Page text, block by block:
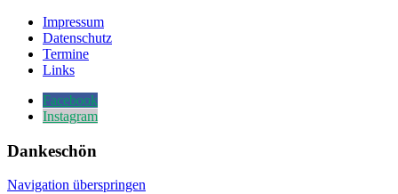
Impressum
Datenschutz
Termine
Links
Facebook
Instagram
Dankeschön
Navigation überspringen